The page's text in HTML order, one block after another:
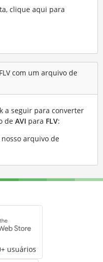
clique aqui para
com um arquivo de
a seguir para converter
de AVI para FLV:
nosso arquivo de
usuários